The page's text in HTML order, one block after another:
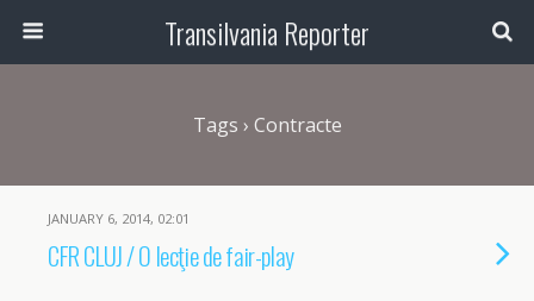
Transilvania Reporter
Tags › Contracte
JANUARY 6, 2014, 02:01
CFR CLUJ / O lecţie de fair-play